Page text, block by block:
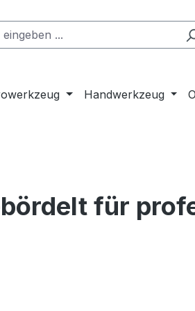
Handwerkzeug
für